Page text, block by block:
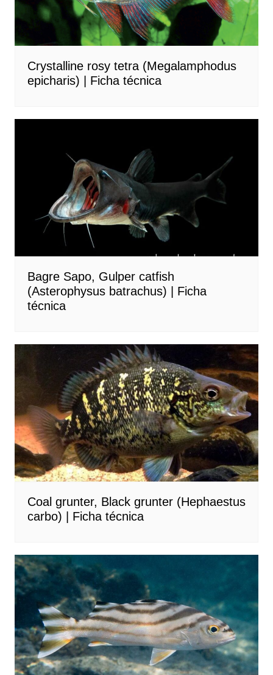
Crystalline rosy tetra (Megalamphodus
epicharis) | Ficha técnica
Bagre Sapo, Gulper catfish
(Asterophysus batrachus) | Ficha
técnica
Coal grunter, Black grunter (Hephaestus
carbo) | Ficha técnica